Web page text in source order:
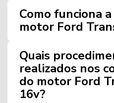
Como funciona
motor Ford
Quais
realizados nos
do motor Ford
16v?